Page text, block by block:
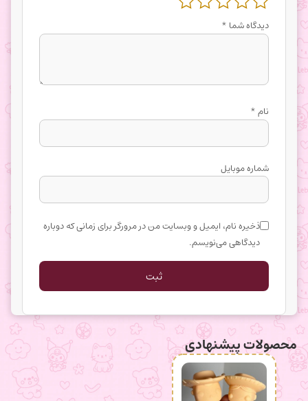
دیدگاه شما *
نام*
شماره موبایل
ذخیره نام، ایمیل و وبسایت من در مرورگر برای زمانی که دوباره
دیدگاهی می‌نویسم.
محصولات پیشنهادی